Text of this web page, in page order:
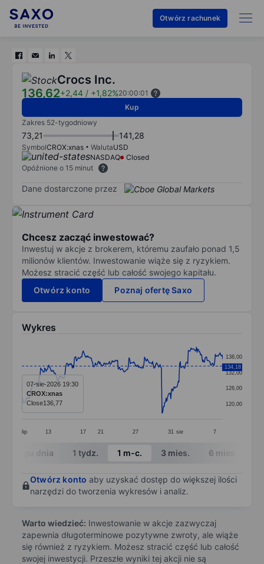
Otwórz rachunek
Crocs Inc.
136,62+2,44 / +1,82%20:00:01
Kup
Zakres 52-tygodniowy
73,21 141,28
SymbolCROX:xnas WalutaUSD
NASDAQ
Closed
Opóźnione o 15 minut
Dane dostarczone przez
Chcesz zacząć inwestować?
Inwestuj w akcje z brokerem, któremu zaufało ponad 1,5
milionów klientów. Inwestowanie wiąże się z ryzykiem.
Możesz stracić część lub całość swojego kapitału.
Otwórz konto
Poznaj ofertę Saxo
Wykres
Line chart with 299 data points.
The chart has 1 X axis displaying categories.
The chart has 1 Y axis displaying values. Data ranges
lip 13 17 21 27 31 sie 7
120,00
126,00
132,00
138,00
134,18
07-sie-2026 19:30
CROX:xnas
Close136,77
End of interactive chart.
W ciągu dnia 1 tydz. 1 m-c. 3 mies. 6 mies.
Otwórz konto aby uzyskać dostęp do większej ilości
narzędzi do tworzenia wykresów i analiz.
Warto wiedzieć: Inwestowanie w akcje zazwyczaj
zapewnia długoterminowe pozytywne zwroty, ale wiąże
się również z ryzykiem. Możesz stracić część lub całość
swojej inwestycji. Przeszłe wyniki tej akcji nie są